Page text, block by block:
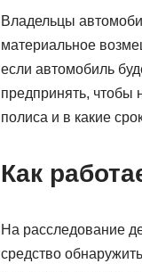
Владельцы
материальное
если автомобиль
предпринять, чтобы
полиса и в какие
Как
На расследование
средство